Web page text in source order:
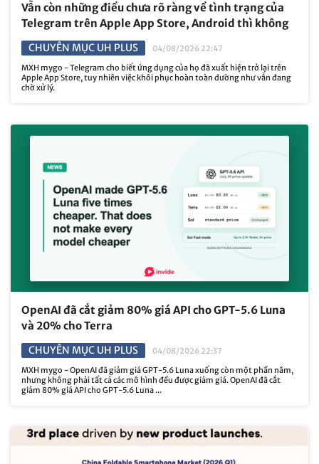
Vẫn còn những điều chưa rõ ràng về tình trạng của
Telegram trên Apple App Store, Android thì không
CHUYÊN MỤC UH PLUS
04/08/2026 22:47
MXH mygo - Telegram cho biết ứng dụng của họ đã xuất hiện trở lại trên
Apple App Store, tuy nhiên việc khôi phục hoàn toàn dường như vẫn đang
chờ xử lý.
OpenAI đã cắt giảm 80% giá API cho GPT-5.6 Luna
và 20% cho Terra
CHUYÊN MỤC UH PLUS
04/08/2026 22:37
MXH mygo - OpenAI đã giảm giá GPT-5.6 Luna xuống còn một phần năm,
nhưng không phải tất cả các mô hình đều được giảm giá. OpenAI đã cắt
giảm 80% giá API cho GPT-5.6 Luna ...